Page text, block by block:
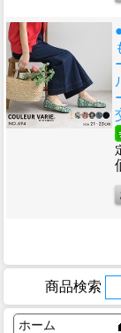
商品検索
ホーム